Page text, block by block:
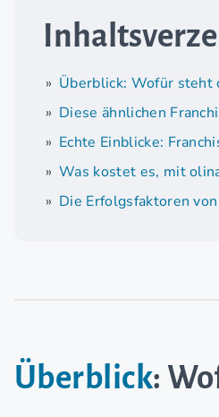
Überblick: Wofür steht
Diese ähnlichen
Echte Einblicke:
Was kostet es, mit
Die Erfolgsfaktoren
Überblick: